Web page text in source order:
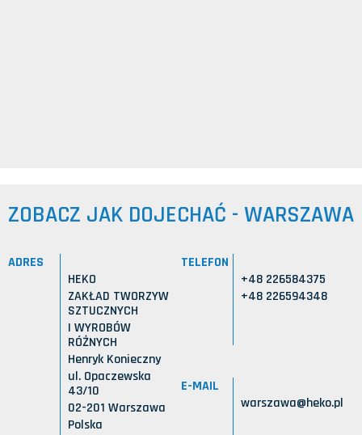
ZOBACZ JAK DOJECHAĆ - WARSZAWA
ADRES
HEKO
ZAKŁAD TWORZYW
SZTUCZNYCH
I WYROBÓW
RÓŻNYCH
Henryk Konieczny
ul. Opaczewska
43/10
02-201 Warszawa
Polska
TELEFON
+48 226584375
+48 226594348
E-MAIL
warszawa@heko.pl